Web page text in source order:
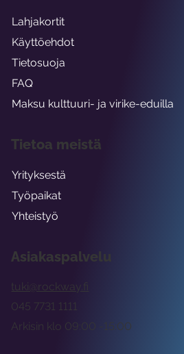
Asiakaspalvelu
tuki@rockway.fi
Arkisin klo 09:00 -15:00
045 7731 1111
Lahjakortit
Käyttöehdot
Tietosuoja
FAQ
Maksu kulttuuri- ja virike-eduilla
Tietoa meistä
Yrityksestä
Työpaikat
Yhteistyö